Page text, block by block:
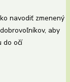
navodiť zmenený
aby
do očí